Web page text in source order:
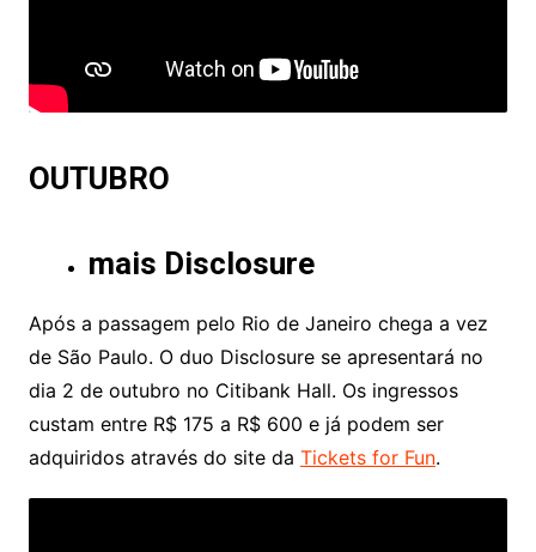
OUTUBRO
mais Disclosure
Após a passagem pelo Rio de Janeiro chega a vez
de São Paulo. O duo Disclosure se apresentará no
dia 2 de outubro no Citibank Hall. Os ingressos
custam entre R$ 175 a R$ 600 e já podem ser
adquiridos através do site da Tickets for Fun.